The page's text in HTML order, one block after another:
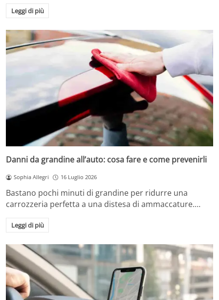
Leggi di più
Danni da grandine all’auto: cosa fare e come prevenirli
Sophia Allegri 16 Luglio 2026
Bastano pochi minuti di grandine per ridurre una
carrozzeria perfetta a una distesa di ammaccature.…
Leggi di più